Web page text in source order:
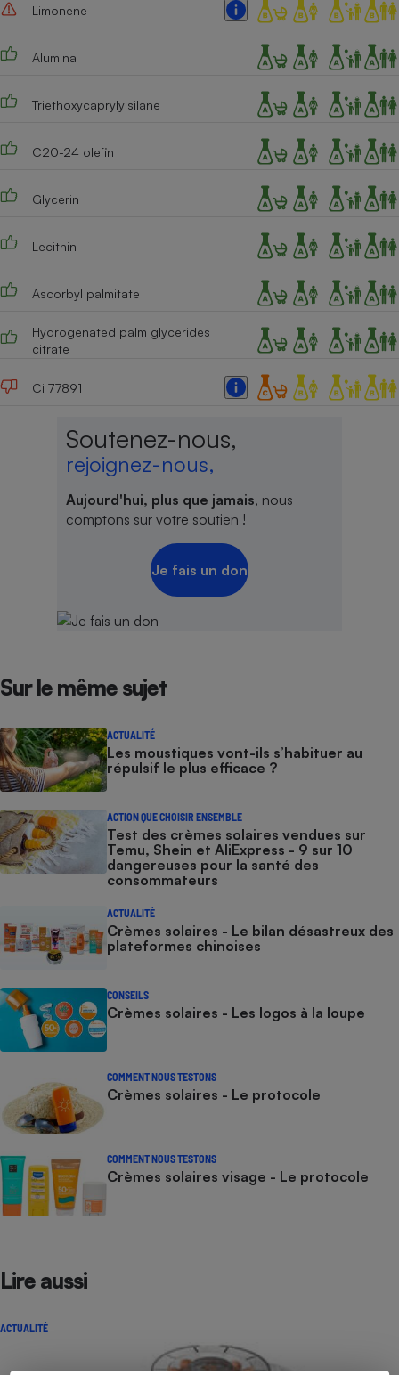
Limonene
Alumina
Triethoxycaprylylsilane
C20-24 olefin
Glycerin
Lecithin
Ascorbyl palmitate
Hydrogenated palm glycerides
citrate
Ci 77891
Soutenez-nous,
rejoignez-nous,
Aujourd'hui, plus que jamais, nous
comptons sur votre soutien !
Je fais un don
Sur le même sujet
ACTUALITÉ
Les moustiques vont-ils s’habituer au
répulsif le plus efficace ?
ACTION QUE CHOISIR ENSEMBLE
Test des crèmes solaires vendues sur
Temu, Shein et AliExpress - 9 sur 10
dangereuses pour la santé des
consommateurs
ACTUALITÉ
Crèmes solaires - Le bilan désastreux des
plateformes chinoises
CONSEILS
Crèmes solaires - Les logos à la loupe
COMMENT NOUS TESTONS
Crèmes solaires - Le protocole
COMMENT NOUS TESTONS
Crèmes solaires visage - Le protocole
Lire aussi
ACTUALITÉ